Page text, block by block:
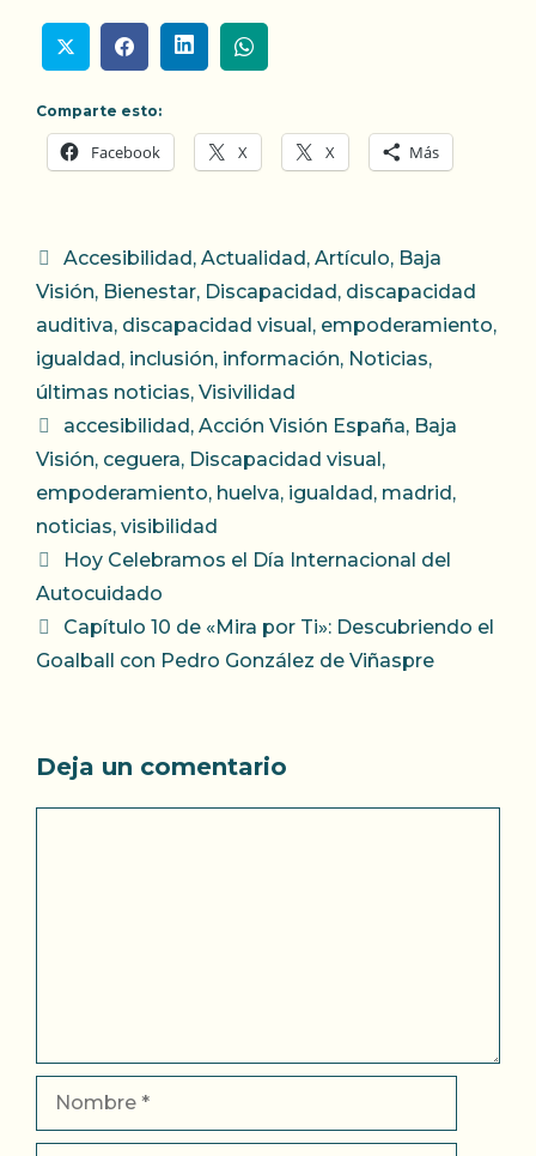
Comparte esto:
Facebook X X Más
Categorías
Accesibilidad, Actualidad, Artículo, Baja
Visión, Bienestar, Discapacidad, discapacidad
auditiva, discapacidad visual, empoderamiento,
igualdad, inclusión, información, Noticias,
últimas noticias, Visivilidad
Etiquetas
accesibilidad, Acción Visión España, Baja
Visión, ceguera, Discapacidad visual,
empoderamiento, huelva, igualdad, madrid,
noticias, visibilidad
Hoy Celebramos el Día Internacional del
Autocuidado
Capítulo 10 de «Mira por Ti»: Descubriendo el
Goalball con Pedro González de Viñaspre
Deja un comentario